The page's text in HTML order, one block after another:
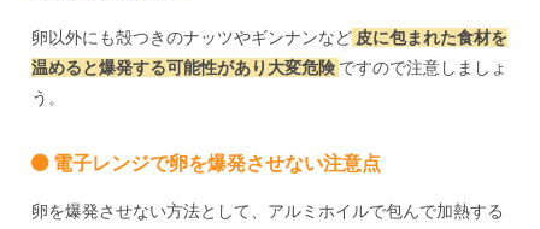
卵以外にも殻つきのナッツやギンナンなど 皮に包まれた食材を
温めると爆発する可能性があり大変危険 ですので注意しましょ
う。
電子レンジで卵を爆発させない注意点
卵を爆発させない方法として、アルミホイルで包んで加熱する